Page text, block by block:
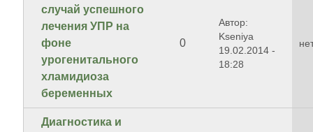
случай успешного
лечения УПР на
фоне
урогенитального
хламидиоза
беременных
0
Автор:
Kseniya
19.02.2014 -
18:28
Диагностика и